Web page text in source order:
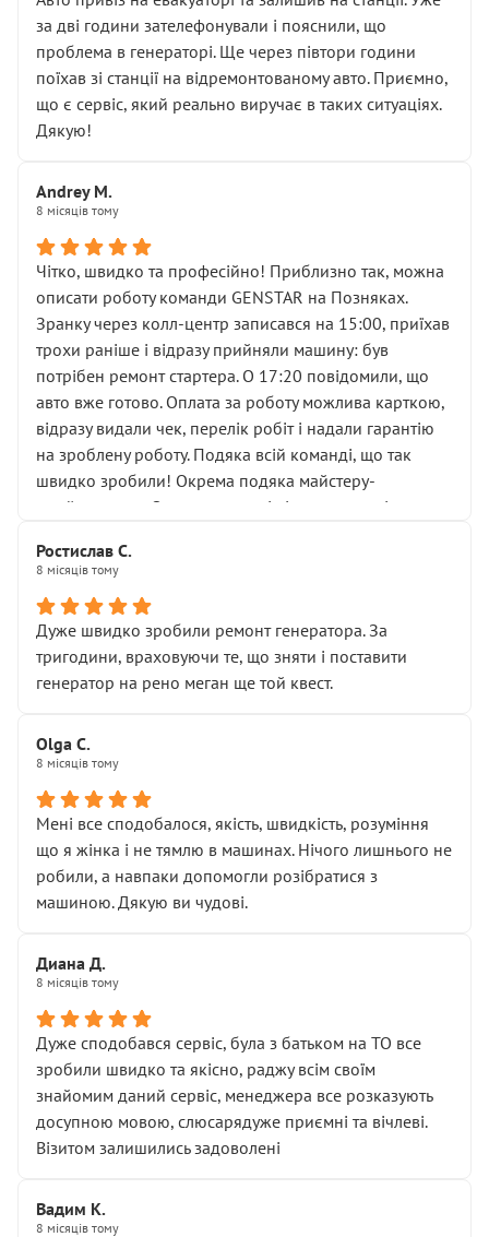
чіткого пояснення
( ну все зняли та доробили) дякую!
Окремий момент, який виглядає абсурдно:
мені заявили, що бачок гальмівної рідини потрібно
міняти разом із головним гальмівним циліндром у
Для людини, яка хоча б трохи розуміється на техніці,
це звучить як мінімум непрофесійно, а як максимум —
спроба продати дорогий вузол замість елементарних
ущільнювачів.
Що прикро — це не перший мій візит. Раніше міняв у
вас стартер, і тоді сервіс наче справив хороше
враження. Але згодом знайшов декілька гайок під
лобовим склом. Мені пояснили, що це “старі гайки, які
відкручували”, і попросили не хвилюватися. ( надіюсь
новий власник, не застяг в полі))
Але після нинішнього візиту такі дрібниці вже не
здаються дрібницями.
Я — клієнт, який працює на довірі, і саме її цей сервіс
Хотілося б більше:
• належної уваги до авто
• прозорості в роботах і рахунках
• реальної діагностики, а не формального
“подивились і поїхав”
На жаль, складається враження, що сервіс працює не
Стосовно комунікації - все добре
за дві години зателефонували і пояснили, що
проблема в генераторі. Ще через півтори години
поїхав зі станції на відремонтованому авто. Приємно,
що є сервіс, який реально виручає в таких ситуаціях.
Дякую!
Andrey M.
8 місяців тому
Чітко, швидко та професійно! Приблизно так, можна
описати роботу команди GENSTAR на Позняках.
Зранку через колл-центр записався на 15:00, приїхав
трохи раніше і відразу прийняли машину: був
потрібен ремонт стартера. О 17:20 повідомили, що
авто вже готово. Оплата за роботу можлива карткою,
відразу видали чек, перелік робіт і надали гарантію
на зроблену роботу. Подяка всій команді, що так
швидко зробили! Окрема подяка майстеру-
приймальнику Олександру: всі чітко та по суті.
звертатися до цього автосервісу.
Ростислав С.
8 місяців тому
Дуже швидко зробили ремонт генератора. За
тригодини, враховуючи те, що зняти і поставити
генератор на рено меган ще той квест.
Olga С.
8 місяців тому
Мені все сподобалося, якість, швидкість, розуміння
що я жінка і не тямлю в машинах. Нічого лишнього не
робили, а навпаки допомогли розібратися з
машиною. Дякую ви чудові.
Диана Д.
8 місяців тому
Дуже сподобався сервіс, була з батьком на ТО все
зробили швидко та якісно, раджу всім своїм
знайомим даний сервіс, менеджера все розказують
досупною мовою, слюсарядуже приємні та вічлеві.
Візитом залишились задоволені
Вадим К.
8 місяців тому